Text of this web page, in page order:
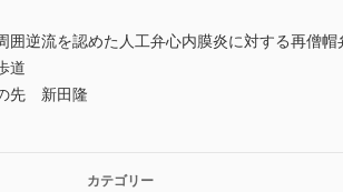
囲逆流を認めた人工弁心内膜炎に対する再僧
道
先 新田隆
カテゴリー